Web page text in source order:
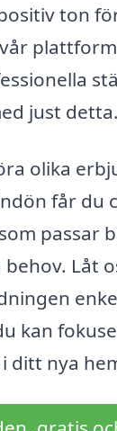
ton
just detta.
olika
får du
passar
Låt
kan
ditt nya